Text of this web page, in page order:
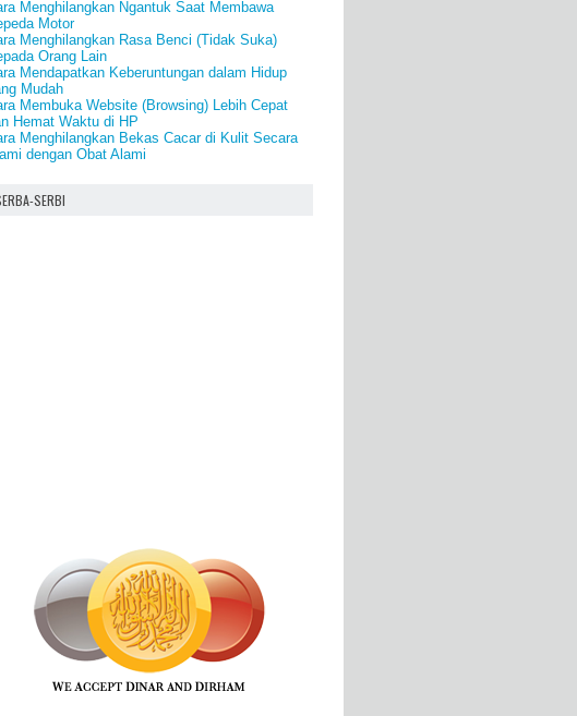
Menghilangkan Ngantuk Saat Membawa
Motor
Menghilangkan Rasa Benci (Tidak Suka)
Orang Lain
Mendapatkan Keberuntungan dalam Hidup
Mudah
Membuka Website (Browsing) Lebih Cepat
Hemat Waktu di HP
Menghilangkan Bekas Cacar di Kulit Secara
dengan Obat Alami
SERBI